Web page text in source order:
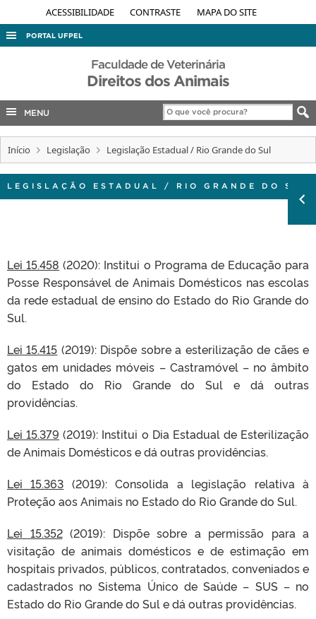
ACESSIBILIDADE CONTRASTE MAPA DO SITE
PORTAL UFPEL
ACESSO À INFORMAÇÃO
EDITAIS
Faculdade de Veterinária
Direitos dos Animais
MENU
Início Legislação Legislação Estadual / Rio Grande do Sul
LEGISLAÇÃO ESTADUAL / RIO GRANDE DO SUL
Lei 15.458 (2020): Institui o Programa de Educação para
Posse Responsável de Animais Domésticos nas escolas
da rede estadual de ensino do Estado do Rio Grande do
Sul.
Lei 15.415 (2019): Dispõe sobre a esterilização de cães e
gatos em unidades móveis – Castramóvel – no âmbito
do Estado do Rio Grande do Sul e dá outras
providências.
Lei 15.379 (2019): Institui o Dia Estadual de Esterilização
de Animais Domésticos e dá outras providências.
Lei 15.363 (2019): Consolida a legislação relativa à
Proteção aos Animais no Estado do Rio Grande do Sul.
Lei 15.352(2019): Dispõe sobre a permissão para a
visitação de animais domésticos e de estimação em
hospitais privados, públicos, contratados, conveniados e
cadastrados no Sistema Único de Saúde – SUS – no
Estado do Rio Grande do Sul e dá outras providências.